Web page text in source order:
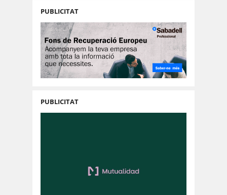
PUBLICITAT
PUBLICITAT